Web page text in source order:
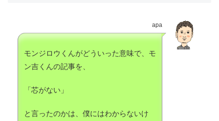
apa
モンジロウくんがどういった意味で、モ
ン吉くんの記事を、
「芯がない」
と言ったのかは、僕にはわからないけ